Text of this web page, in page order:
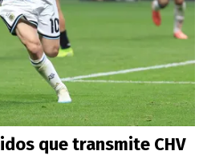
que transmite CHV